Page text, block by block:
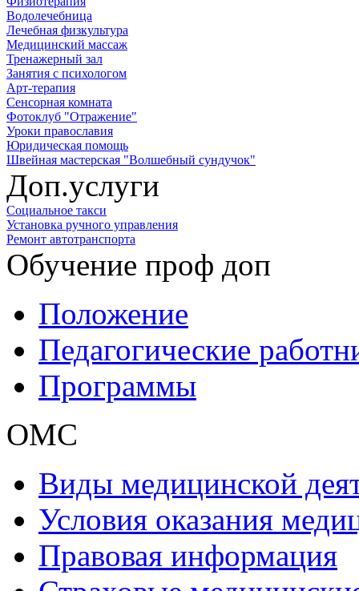
Водолечебница
Лечебная физкультура
Медицинский массаж
Тренажерный зал
Занятия с психологом
Арт-терапия
Сенсорная комната
Фотоклуб "Отражение"
Уроки православия
Юридическая помощь
Швейная мастерская "Волшебный сундучок"
Доп.услуги
Социальное такси
Установка ручного управления
Ремонт автотранспорта
Обучение проф доп
Положение
Педагогические
Программы
ОМС
Виды медицинской
Условия оказания
Правовая информация